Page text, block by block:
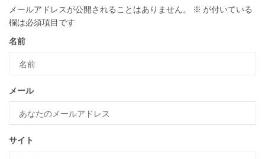
メールアドレスが公開されることはありません。 ※ が付いている
欄は必須項目です
名前
メール
サイト